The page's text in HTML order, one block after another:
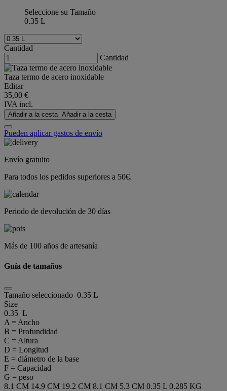
Seleccione su Tamaño
0.35 L
Cantidad
Cantidad
Taza termo de acero inoxidable
Editar
35,00 €
IVA incl.
Añadir a la cesta Añadir a la cesta
Pueden aplicar gastos de envío
Envío gratuito
Para todos los pedidos superiores a 50€.
Periodo de devolución de 30 días
Más de 100 años de artesanía
Guía de tamaños
Tamaño seleccionado 0.35 L
Size
0.35 L
A = Ancho
B = Profundidad
C = Altura
D = Longitud
E = diámetro de la base
F = Capacidad
G = peso
8.1 CM 14.9 CM 19.2 CM 8.1 CM 5.3 CM 0.35 L 0.285 KG